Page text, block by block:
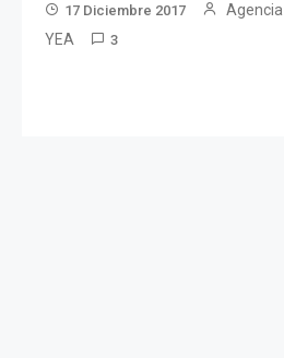
17 Diciembre 2017
Agencia
YEA
3